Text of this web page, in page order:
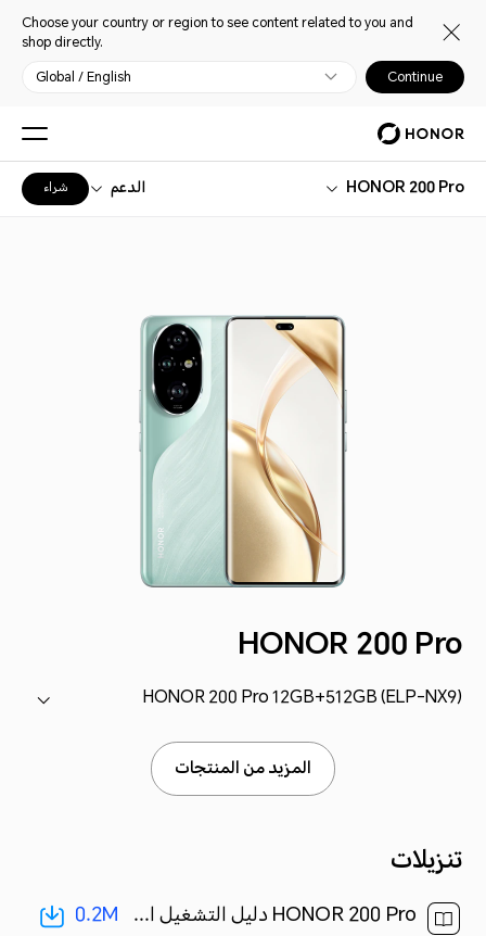
Choose your country or region to see content related to you and
shop directly.
Global / English Continue
HONOR 200 Pro الدعم شراء
HONOR 200 Pro
HONOR 200 Pro 12GB+512GB (ELP-NX9)
المزيد من المنتجات
تنزيلات
HONOR 200 Pro دليل التشغيل السريع-(MagicOS8.0_01,ELP-NX9,ar)[ 0.2M ] 0.2M